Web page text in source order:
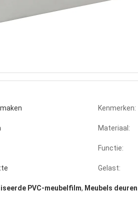
Kenmerken:
Materiaal:
Functie:
Gelast:
PVC-meubelfilm, Meubels